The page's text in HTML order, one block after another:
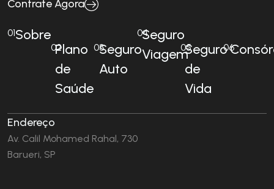
Contrate Agora
01Sobre
02Plano
de
Saúde
03Seguro
Auto
04Seguro
Viagem
05Seguro
de
Vida
06
Endereço
Av. Calil Mohamed Rahal, 730
Barueri, SP